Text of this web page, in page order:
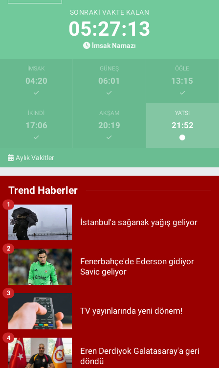
SONRAKI VAKTE KALAN
05:27:11
İmsak Namazı
İMSAK
04:20
GÜNEŞ
06:01
ÖĞLE
13:15
İKINDI
17:06
AKŞAM
20:19
YATSI
21:52
Aylık Vakitler
Trend Haberler
İstanbul'a sağanak yağış geliyor
1
Fenerbahçe'de Ederson gidiyor
Savic geliyor
2
TV yayınlarında yeni dönem!
3
Eren Derdiyok Galatasaray'a geri
döndü
4